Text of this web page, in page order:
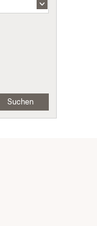
Suchen